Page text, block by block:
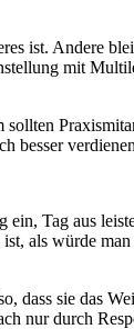
ist. Andere
mit
besser
Tag aus
als würde
dass sie das
nur durch